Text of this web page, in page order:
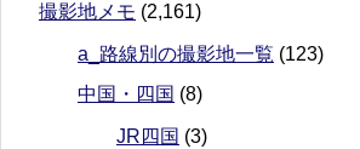
撮影地メモ (2,161)
a_路線別の撮影地一覧 (123)
中国・四国 (8)
JR四国 (3)